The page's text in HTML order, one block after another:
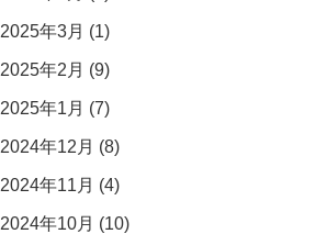
2025年3月 (1)
2025年2月 (9)
2025年1月 (7)
2024年12月 (8)
2024年11月 (4)
2024年10月 (10)